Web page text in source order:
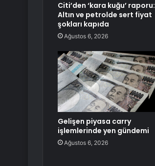
Citi’den ‘kara kuğu’ raporu:
Altın ve petrolde sert fiyat
şokları kapıda
Ağustos 6, 2026
Gelişen piyasa carry
işlemlerinde yen gündemi
Ağustos 6, 2026